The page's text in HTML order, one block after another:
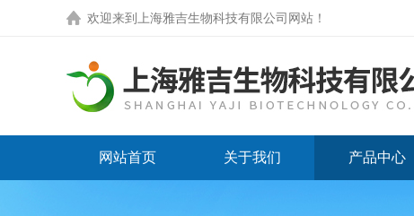
欢迎来到 上海雅吉生物科技有限公司网站 ！
网站首页 关于我们 产品中心